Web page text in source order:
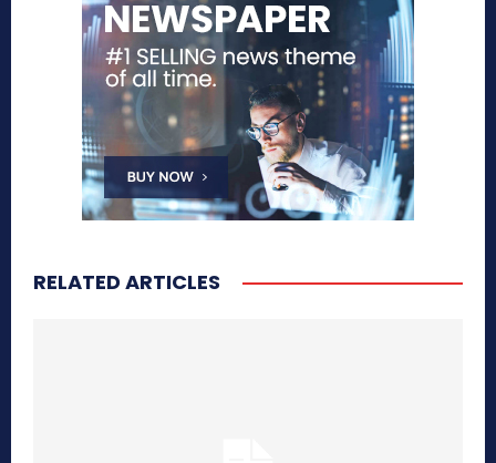
RELATED ARTICLES